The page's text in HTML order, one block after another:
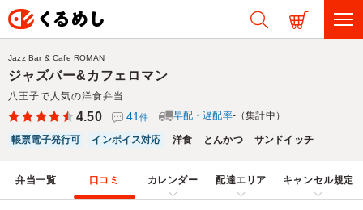
ジャズバー&カフェロマン
八王子で人気の洋食弁当
Jazz Bar & Cafe ROMAN
4.50 41件 早配・遅配率-（集計中）
帳票電子発行可 インボイス対応 洋食 とんかつ サンドイッチ
弁当一覧 口コミ カレンダー 配達エリア キャンセル規定